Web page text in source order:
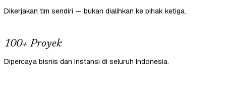
Dikerjakan tim sendiri — bukan dialihkan ke pihak ketiga.
100+ Proyek
Dipercaya bisnis dan instansi di seluruh Indonesia.